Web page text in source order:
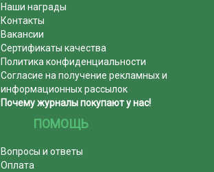
Наши награды
Контакты
Вакансии
Сертификаты качества
Политика конфиденциальности
Согласие на получение рекламных и
информационных рассылок
Почему журналы покупают у нас!
ПОМОЩЬ
Вопросы и ответы
Оплата